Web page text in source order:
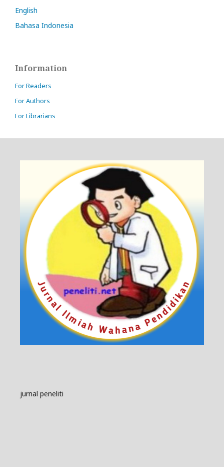
English
Bahasa Indonesia
Information
For Readers
For Authors
For Librarians
jurnal peneliti